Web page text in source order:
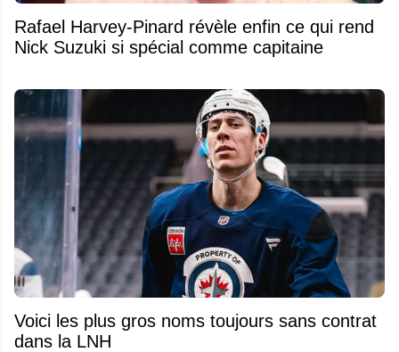
Rafael Harvey-Pinard révèle enfin ce qui rend
Nick Suzuki si spécial comme capitaine
Voici les plus gros noms toujours sans contrat
dans la LNH